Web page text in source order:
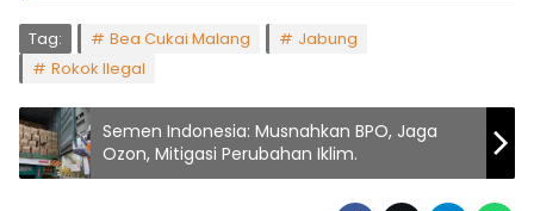
Tag: Bea Cukai Malang
Jabung
Rokok Ilegal
Semen Indonesia: Musnahkan BPO, Jaga
Ozon, Mitigasi Perubahan Iklim.